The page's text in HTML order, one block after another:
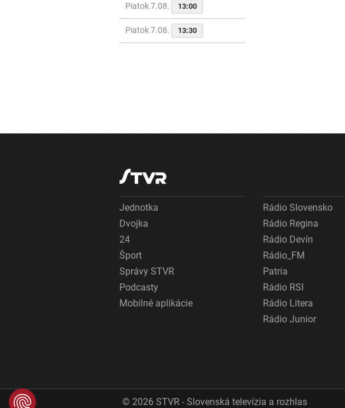
Piatok 7.08. 13:00
Piatok 7.08. 13:30
Jednotka
Dvojka
24
Šport
Správy STVR
Podcasty
Mobilné aplikácie
Rádio Slovensko
Rádio Regina
Rádio Devín
Rádio_FM
Patria
Rádio RSI
Rádio Litera
Rádio Junior
© 2026 STVR - Slovenská televízia a rozhlas